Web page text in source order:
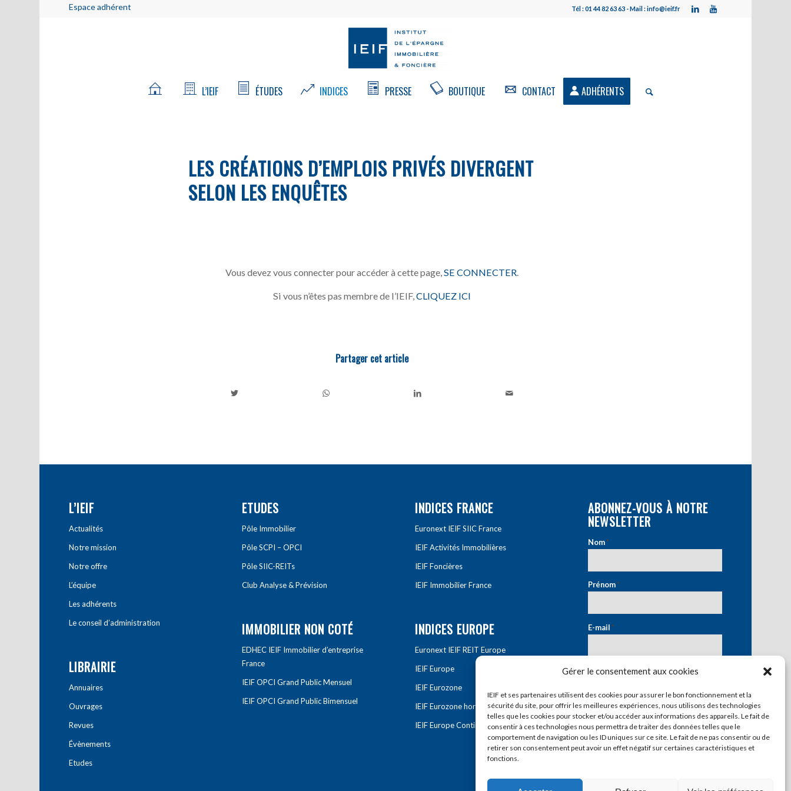
Gérer le consentement aux cookies
IEIF et ses partenaires utilisent des cookies pour assurer le bon fonctionnement et la
sécurité du site, pour offrir les meilleures expériences, nous utilisons des technologies
telles que les cookies pour stocker et/ou accéder aux informations des appareils. Le fait de
consentir à ces technologies nous permettra de traiter des données telles que le
comportement de navigation ou les ID uniques sur ce site. Le fait de ne pas consentir ou de
retirer son consentement peut avoir un effet négatif sur certaines caractéristiques et
fonctions.
Espace adhérent Tél : 01 44 82 63 63 - Mail : info@ieif.fr
L’IEIF ÉTUDES INDICES PRESSE BOUTIQUE CONTACT ADHÉRENTS
LES CRÉATIONS D’EMPLOIS PRIVÉS DIVERGENT
SELON LES ENQUÊTES
Vous devez vous connecter pour accéder à cette page, SE CONNECTER
Si vous n’êtes pas membre de l’IEIF,CLIQUEZ ICI
Partager cet article
L’IEIF
Actualités
Notre mission
Notre offre
L’équipe
Les adhérents
Le conseil d’administration
LIBRAIRIE
Annuaires
Ouvrages
Revues
Évènements
Etudes
ETUDES
Pôle Immobilier
Pôle SCPI – OPCI
Pôle SIIC-REITs
Club Analyse & Prévision
IMMOBILIER NON COTÉ
EDHEC IEIF Immobilier d’entreprise
France
IEIF OPCI Grand Public Mensuel
IEIF OPCI Grand Public Bimensuel
INDICES FRANCE
Euronext IEIF SIIC France
IEIF Activités Immobilières
IEIF Foncières
IEIF Immobilier France
INDICES EUROPE
Euronext IEIF REIT Europe
IEIF Europe
IEIF Eurozone
IEIF Eurozone hors France
IEIF Europe Continentale
ABONNEZ-VOUS À NOTRE
NEWSLETTER
Nom*
Prénom*
E-mail*